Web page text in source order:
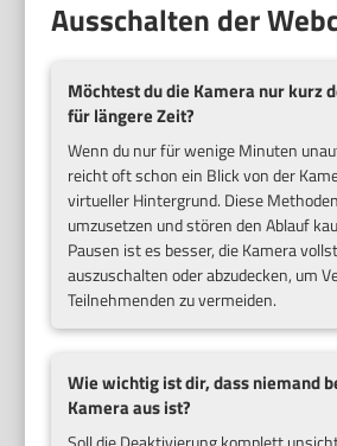
Ausschalten der
Möchtest du die Kamera nur kurz
für längere Zeit?
Wenn du nur für wenige Minuten
reicht oft schon ein Blick von der
virtueller Hintergrund. Diese
umzusetzen und stören den Ablauf
Pausen ist es besser, die Kamera
auszuschalten oder abzudecken, um
Teilnehmenden zu vermeiden.
Wie wichtig ist dir, dass niemand
Kamera aus ist?